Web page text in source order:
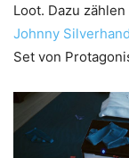
Loot. Dazu
Johnny
Set von